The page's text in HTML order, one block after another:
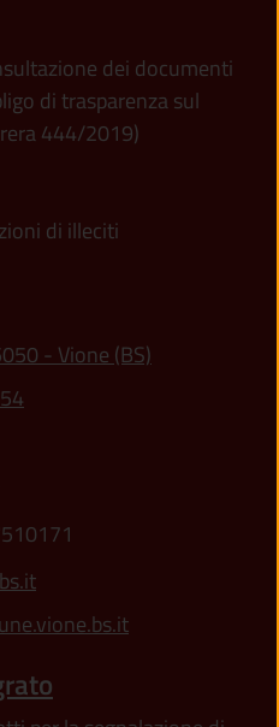
dei documenti
di trasparenza sul
444/2019)
di illeciti
- Vione (BS)